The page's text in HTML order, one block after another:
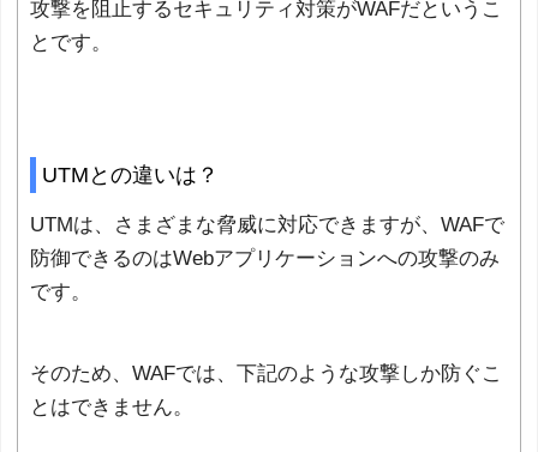
攻撃を阻止するセキュリティ対策がWAFだというこ
とです。
UTMとの違いは？
UTMは、さまざまな脅威に対応できますが、WAFで
防御できるのはWebアプリケーションへの攻撃のみ
です。
そのため、WAFでは、下記のような攻撃しか防ぐこ
とはできません。